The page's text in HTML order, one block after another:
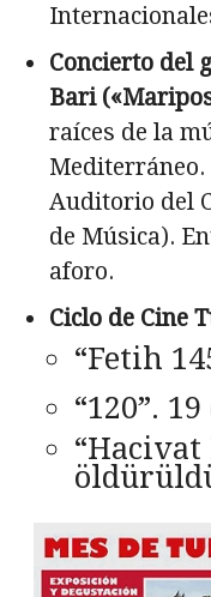
Concierto del
Bari
raíces de la
Mediterráneo.
Auditorio del
de Música).
aforo.
Ciclo de Cine
“Fetih
“120”.
“Hacivat